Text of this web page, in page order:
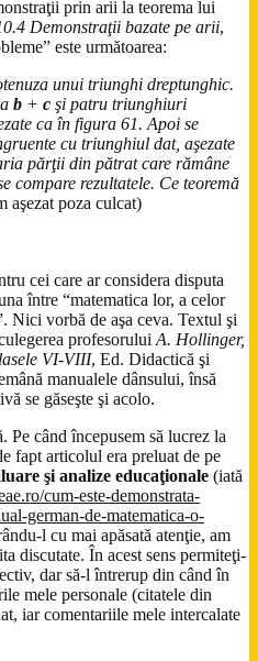
prin arii la teorema lui
Demonstraţii bazate pe arii,
este următoarea:
unui triunghi dreptunghic.
b + c şi patru triunghiuri
ca în figura 61. Apoi se
cu triunghiul dat, aşezate
părţii din pătrat care rămâne
compare rezultatele. Ce teoremă
aşezat poza culcat)
cei care ar considera disputa
între “matematica lor, a celor
Nici vorbă de aşa ceva. Textul şi
profesoruluiA. Hollinger,
VI-VIII, Ed. Didactică şi
manualele dânsului, însă
se găseşte şi acolo.
Pe când începusem să lucrez la
fapt articolul era preluat de pe
şi analize educaţionale (iată
cum-este-demonstrata-
german-de-matematica-o-
l cu mai apăsată atenţie, am
discutate. În acest sens permiteţi-
dar să-l întrerup din când în
mele personale (citatele din
iar comentariile mele intercalate